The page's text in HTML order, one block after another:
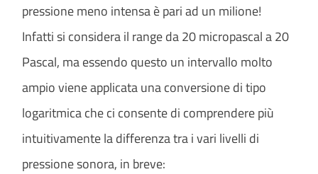
pressione meno intensa è pari ad un milione!
Infatti si considera il range da 20 micropascal a 20
Pascal, ma essendo questo un intervallo molto
ampio viene applicata una conversione di tipo
logaritmica che ci consente di comprendere più
intuitivamente la differenza tra i vari livelli di
pressione sonora, in breve: